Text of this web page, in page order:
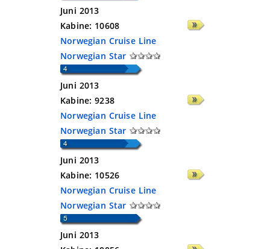
Juni 2013
Kabine: 10608
Norwegian Cruise Line
Norwegian Star
Juni 2013
Kabine:9238
Norwegian Cruise Line
Norwegian Star
Juni 2013
Kabine: 10526
Norwegian Cruise Line
Norwegian Star
Juni 2013